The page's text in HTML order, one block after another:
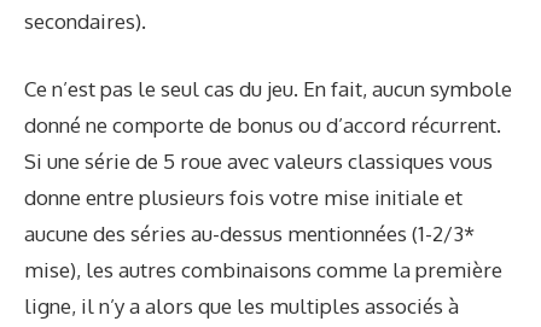
secondaires).
Ce n’est pas le seul cas du jeu. En fait, aucun symbole
donné ne comporte de bonus ou d’accord récurrent.
Si une série de 5 roue avec valeurs classiques vous
donne entre plusieurs fois votre mise initiale et
aucune des séries au-dessus mentionnées (1-2/3*
mise), les autres combinaisons comme la première
ligne, il n’y a alors que les multiples associés à